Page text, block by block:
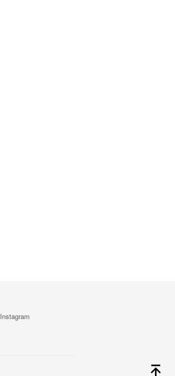
Instagram